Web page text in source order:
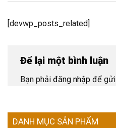
[devwp_posts_related]
Để lại một bình luận
Bạn phải đăng nhập để gửi
DANH MỤC SẢN PHẨM